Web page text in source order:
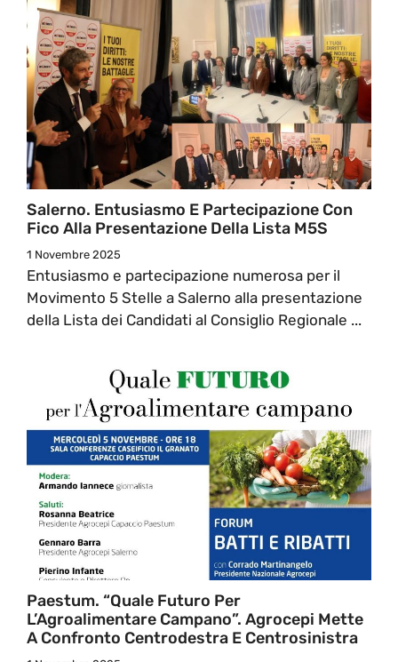
Salerno. Entusiasmo E Partecipazione Con
Fico Alla Presentazione Della Lista M5S
1 Novembre 2025
Entusiasmo e partecipazione numerosa per il
Movimento 5 Stelle a Salerno alla presentazione
della Lista dei Candidati al Consiglio Regionale ...
Paestum. “Quale Futuro Per
L’Agroalimentare Campano”. Agrocepi Mette
A Confronto Centrodestra E Centrosinistra